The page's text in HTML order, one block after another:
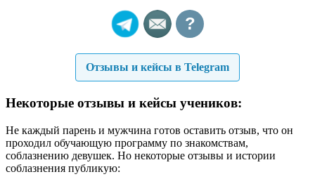
?
Отзывы и кейсы в Telegram
Некоторые отзывы и кейсы учеников:
Не каждый парень и мужчина готов оставить отзыв, что он
проходил обучающую программу по знакомствам,
соблазнению девушек. Но некоторые отзывы и истории
соблазнения публикую: